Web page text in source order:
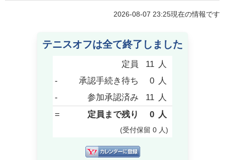
2026-08-07 23:25現在の情報です
テニスオフは全て終了しました
定員 11 人
-
承認手続き待ち 0 人
-
参加承認済み 11 人
=
定員まで残り 0 人
(受付保留 0 人)